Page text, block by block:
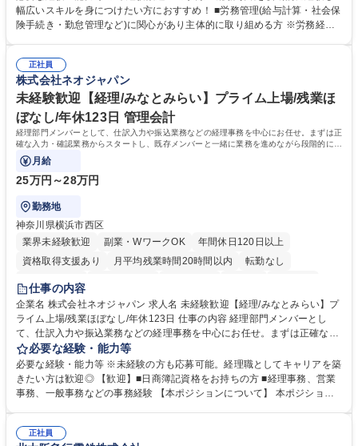
計算、社会保険対応、福利厚生管理、安全衛生、健康経営推進等をお任せ
します。ご経験に応じて、休職者管理など、幅広く経験を積んでいただき
幅広く経験を積みたい意欲がある方に最適な環境です。 募集職種 【総
務・人事】未経験歓迎/日立グループ/組織運営を支えるゼネラリストを目
指す
幅広いスキルを身につけたい方におすすめ！ ■労務管理(給与計算・社会保
険手続き・勤怠管理など)に関心があり主体的に取り組める方 ※労務経験
のご経験 ■労務管理（給与計算・社会保険手続き・勤怠管理など）の経験
■衛生管理者の資格をお持ちの方 学歴・資格 学歴：大学院 大学 高専 短大
専修学校 高校 語学力： 資格：
正社員
株式会社ネオジャパン
未経験歓迎【経理/みなとみらい】プライム上場/残業ほ
ぼなし/年休123日 管理会計
経理部門メンバーとして、仕訳入力や振込業務などの経理事務を中心にお任せ。まずは正
確な入力・確認業務からスタートし、既存メンバーと一緒に業務を進めながら段階的に経
理知識を身につけていただきます。
月給
25万円～28万円
勤務地
神奈川県横浜市西区
業界未経験歓迎
副業・WワークOK
年間休日120日以上
資格取得支援あり
月平均残業時間20時間以内
転勤なし
未経験者歓迎
完全週休2日制
交通費支給 駅近5分以内 土日祝休み
服装自由
寮・社宅あり
仕事の内容
企業名 株式会社ネオジャパン 求人名 未経験歓迎【経理/みなとみらい】プ
ライム上場/残業ほぼなし/年休123日 仕事の内容 経理部門メンバーとし
て、仕訳入力や振込業務などの経理事務を中心にお任せ。まずは正確な入
力・確認業務からスタートし、既存メンバーと一緒に業務を進めながら段
階的に経理知識を身につけていただきます。 【具体的には】 ■社内稟議に
基づく仕訳入力 ■月末の振込業務 ■明細作成 ■伝票処理、記帳業務 ■既存
メンバーの業務サポート 【将来的には】 ■月次決算補助 ■四半期・年次決
想定です。 募集職種 未経験歓迎【経理/みなとみらい】プライム上場/残業
必要な経験・能力等
必要な経験・能力等 ※未経験の方も応募可能。経理職としてキャリアを築
きたい方は歓迎◎ 【歓迎】■日商簿記資格をお持ちの方 ■経理事務、営業
事務、一般事務などの事務経験 【本ポジションについて】 本ポジション
当し、3～5年をかけて月次決算・四半期決算・開示資料作成補助などへス
正社員